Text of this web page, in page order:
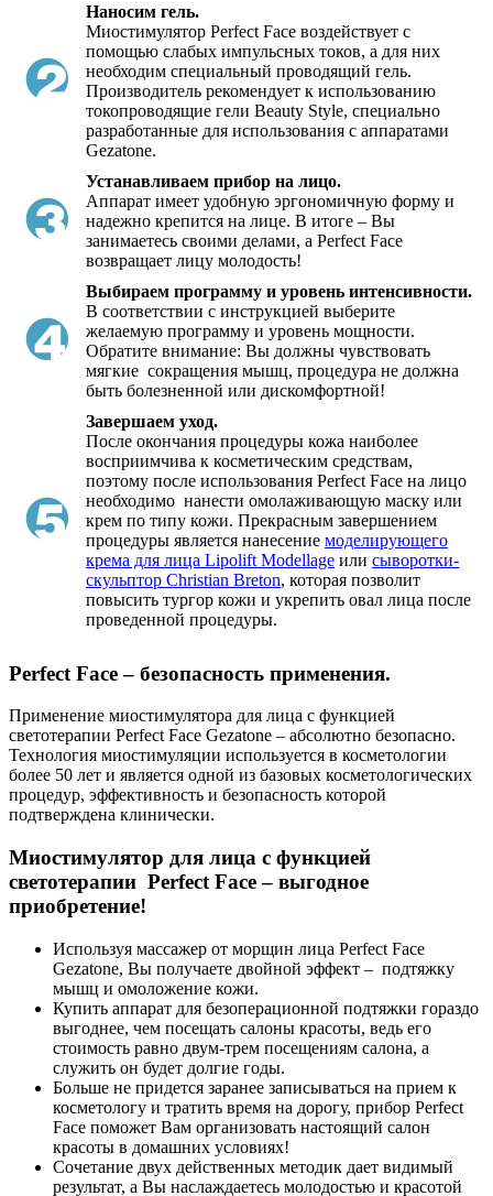
Наносим гель.
Миостимулятор Perfect Face воздействует с
помощью слабых импульсных токов, а для них
необходим специальный проводящий гель.
Производитель рекомендует к использованию
токопроводящие гели Beauty Style, специально
разработанные для использования с аппаратами
Gezatone.
Устанавливаем прибор на лицо.
Аппарат имеет удобную эргономичную форму и
надежно крепится на лице. В итоге – Вы
занимаетесь своими делами, а Perfect Face
возвращает лицу молодость!
Выбираем программу и уровень интенсивности.
В соответствии с инструкцией выберите
желаемую программу и уровень мощности.
Обратите внимание: Вы должны чувствовать
мягкие сокращения мышц, процедура не должна
быть болезненной или дискомфортной!
Завершаем уход.
После окончания процедуры кожа наиболее
восприимчива к косметическим средствам,
поэтому после использования Perfect Face на лицо
необходимо нанести омолаживающую маску или
крем по типу кожи. Прекрасным завершением
процедуры является нанесение моделирующего
крема для лица Lipolift Modellage или сыворотки-
скульптор Christian Breton, которая позволит
повысить тургор кожи и укрепить овал лица после
проведенной процедуры.
Perfect Face – безопасность применения.
Применение миостимулятора для лица с функцией
светотерапии Perfect Face Gezatone – абсолютно безопасно.
Технология миостимуляции используется в косметологии
более 50 лет и является одной из базовых косметологических
процедур, эффективность и безопасность которой
подтверждена клинически.
Миостимулятор для лица с функцией
светотерапии Perfect Face – выгодное
приобретение!
Используя массажер от морщин лица Perfect Face
Gezatone, Вы получаете двойной эффект – подтяжку
мышц и омоложение кожи.
Купить аппарат для безоперационной подтяжки гораздо
выгоднее, чем посещать салоны красоты, ведь его
стоимость равно двум-трем посещениям салона, а
служить он будет долгие годы.
Больше не придется заранее записываться на прием к
косметологу и тратить время на дорогу, прибор Perfect
Face поможет Вам организовать настоящий салон
красоты в домашних условиях!
Сочетание двух действенных методик дает видимый
результат, а Вы наслаждаетесь молодостью и красотой